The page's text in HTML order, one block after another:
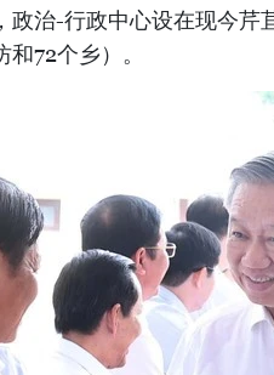
政治-行政中心设在现今芹
72个乡）。